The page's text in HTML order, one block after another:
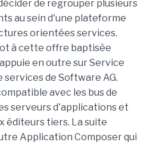
de regrouper plusieurs
au sein d'une plateforme
orientées services.
à cette offre baptisée
en outre sur Service
de Software AG.
avec les bus de
serveurs d'applications et
éditeurs tiers. La suite
Application Composer qui